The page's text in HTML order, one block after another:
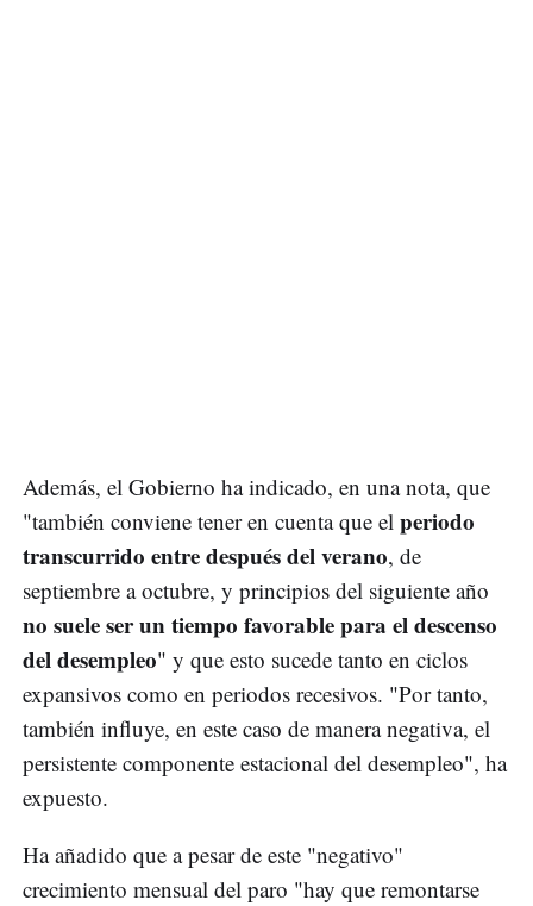
Además, el Gobierno ha indicado, en una nota, que
"también conviene tener en cuenta que el periodo
transcurrido entre después del verano, de
septiembre a octubre, y principios del siguiente año
no suele ser un tiempo favorable para el descenso
del desempleo" y que esto sucede tanto en ciclos
expansivos como en periodos recesivos. "Por tanto,
también influye, en este caso de manera negativa, el
persistente componente estacional del desempleo", ha
expuesto.
Ha añadido que a pesar de este "negativo"
crecimiento mensual del paro "hay que remontarse